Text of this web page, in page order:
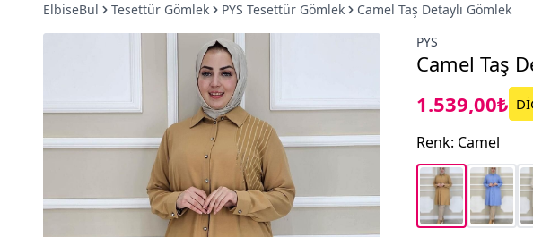
ElbiseBul Tesettür Gömlek PYS Tesettür Gömlek
Camel Taş Detaylı Gömlek
PYS
Camel Taş
1.539,00₺
Renk: Camel